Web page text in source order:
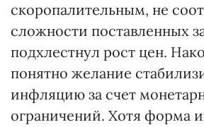
скоропалительным, не
сложности поставленных
подхлестнул рост цен.
понятно желание
инфляцию за счет
ограничений. Хотя форма